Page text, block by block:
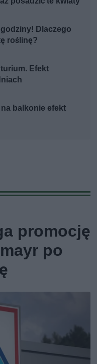
Dlaczego
roślinę?
Efekt
balkonie efekt
promocję
po